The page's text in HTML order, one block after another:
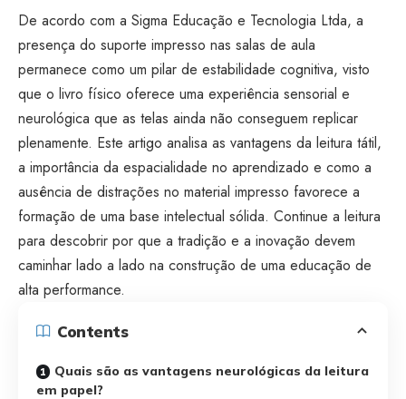
De acordo com a Sigma Educação e Tecnologia Ltda, a
presença do suporte impresso nas salas de aula
permanece como um pilar de estabilidade cognitiva, visto
que o livro físico oferece uma experiência sensorial e
neurológica que as telas ainda não conseguem replicar
plenamente. Este artigo analisa as vantagens da leitura tátil,
a importância da espacialidade no aprendizado e como a
ausência de distrações no material impresso favorece a
formação de uma base intelectual sólida. Continue a leitura
para descobrir por que a tradição e a inovação devem
caminhar lado a lado na construção de uma educação de
alta performance.
Contents
Quais são as vantagens neurológicas da leitura
em papel?